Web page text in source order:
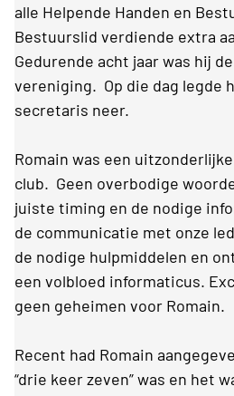
alle Helpende Handen en
Bestuurslid verdiende extra
Gedurende acht jaar was hij
vereniging. Op die dag legde
secretaris neer.
Romain was een
club. Geen overbodige
juiste timing en de nodige
de communicatie met onze
de nodige hulpmiddelen en
een volbloed informaticus.
geen geheimen voor Romain.
Recent had Romain
“drie keer zeven” was en het